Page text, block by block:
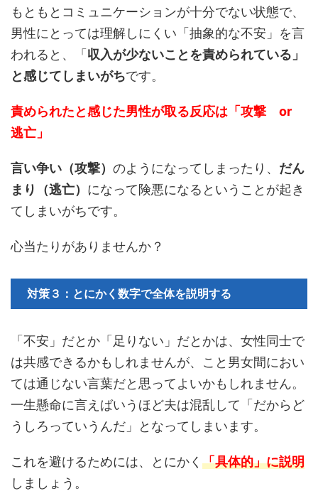
もともとコミュニケーションが十分でない状態で、
男性にとっては理解しにくい「抽象的な不安」を言
われると、「 収入が少ないことを責められている」
と感じてしまいがちです。
責められたと感じた男性が取る反応は「攻撃 or
逃亡」
言い争い（攻撃） のようになってしまったり、 だん
まり（逃亡） になって険悪になるということが起き
てしまいがちです。
心当たりがありませんか？
対策３：とにかく数字で全体を説明する
「不安」だとか「足りない」だとかは、女性同士で
は共感できるかもしれませんが、こと男女間におい
ては通じない言葉だと思ってよいかもしれません。
一生懸命に言えばいうほど夫は混乱して「だからど
うしろっていうんだ」となってしまいます。
これを避けるためには、とにかく 「具体的」に説明
しましょう。